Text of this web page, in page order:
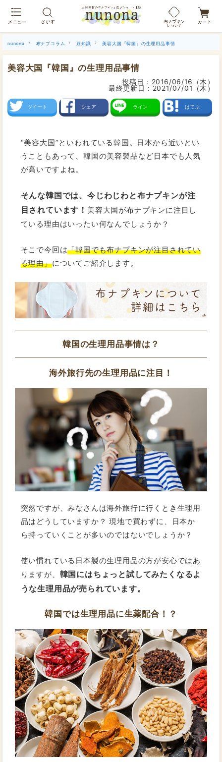
nunona 布ナプコラム 豆知識 美容大国『韓国』の生理用品事情
美容大国『韓国』の生理用品事情
投稿日： 2016/06/16（木）
最終更新日： 2021/07/01（木）
ツイート シェア ライン はてぶ
“美容大国”といわれている韓国。日本から近いとい
うこともあって、韓国の美容製品など日本でも人気
が高いですよね。
そんな韓国では、今じわじわと布ナプキンが注
目されています！ 美容大国が布ナプキンに注目し
ている理由はいったい何なんでしょうか？
そこで今回は「韓国でも布ナプキンが注目されてい
る理由」についてご紹介します。
韓国の生理用品事情は？
海外旅行先の生理用品に注目！
突然ですが、みなさんは海外旅行に行くとき生理用
品はどうしていますか？ 現地で買わずに、日本か
ら持っていくことが多いのではないでしょうか？
使い慣れている日本製の生理用品の方が安心ではあ
りますが、 韓国にはちょっと試してみたくなるよ
うな生理用品が売られています。
韓国では生理用品に生薬配合！？